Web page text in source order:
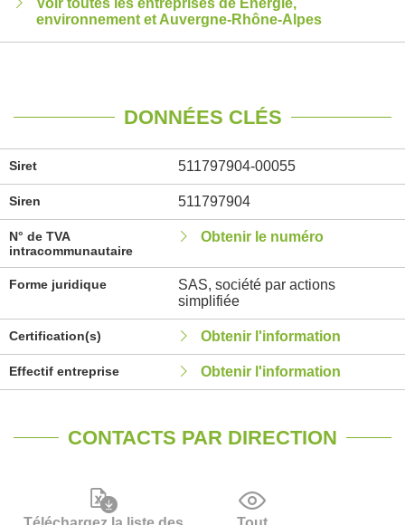
Voir toutes les entreprises de Energie,
environnement et Auvergne-Rhône-Alpes
DONNÉES CLÉS
Siret 511797904-00055
Siren 511797904
N° de TVA
intracommunautaire
Obtenir le numéro
Forme juridique
SAS, société par actions
simplifiée
Certification(s) Obtenir l'information
Effectif entreprise Obtenir l'information
CONTACTS PAR DIRECTION